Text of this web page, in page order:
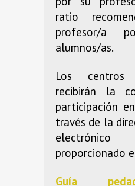
ratio
profesor/a
alumnos/as.
Los centros
recibirán la
participación
través de la
proporcionado
Guía